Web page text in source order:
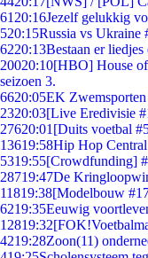
61 20:16Jezelf gelukkig
520:15Russia vs Ukraine
6220:13Bestaan er
20020:10[HBO] House
seizoen 3.
6620:05EK Zwemsporten
2320:03[Live Eredivisie
27620:01 [Duits voetbal
13619:58Hip Hop
5319:55[Crowdfunding]
28719:47De
11819:38[Modelbouw
6219:35Eeuwig
12819:32
4219:28Zoon(11)